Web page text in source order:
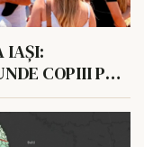
IAȘI:
COPIII POT